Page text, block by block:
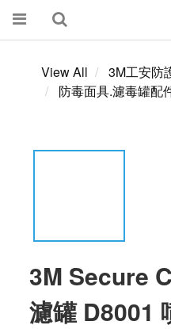
View All
3M工安防
防毒面具.濾毒罐配
3M Secure
濾罐 D8001